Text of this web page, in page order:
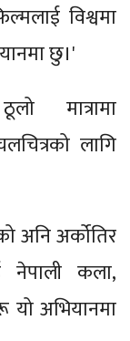
विश्वमा
छु।'
मात्रामा
लागि
अनि अर्कोतिर
नेपाली कला,
अभियानमा